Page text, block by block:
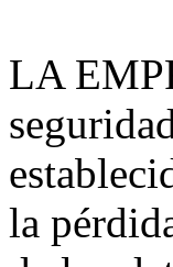
LA
la